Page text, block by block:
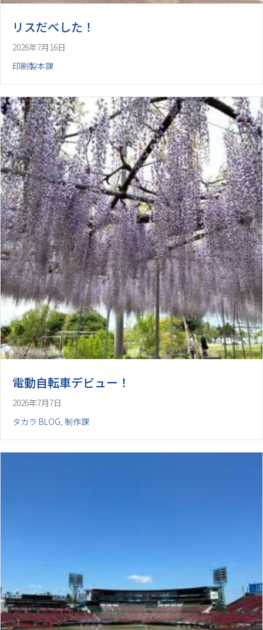
リスだべした！
2026年7月16日
印刷製本課
電動自転車デビュー！
2026年7月7日
タカラ BLOG, 制作課